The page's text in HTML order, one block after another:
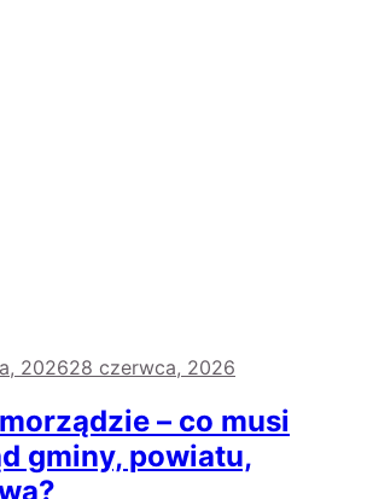
202628 czerwca, 2026
– co musi
gminy, powiatu,